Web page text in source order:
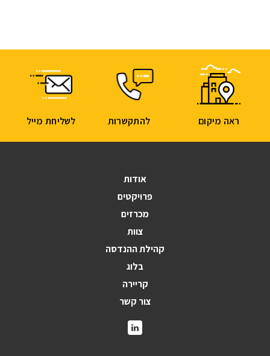
אודות
פרויקטים
מכרזים
צוות
קהילת ההנדסה
בלוג
קריירה
צור קשר
ראה מיקום להתקשרות לשליחת מייל